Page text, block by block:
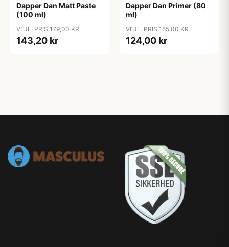
Dapper Dan Matt Paste
(100 ml)
VEJL. PRIS 179,00 KR
143,20 kr
Dapper Dan Primer (80
ml)
VEJL. PRIS 155,00 KR
124,00 kr